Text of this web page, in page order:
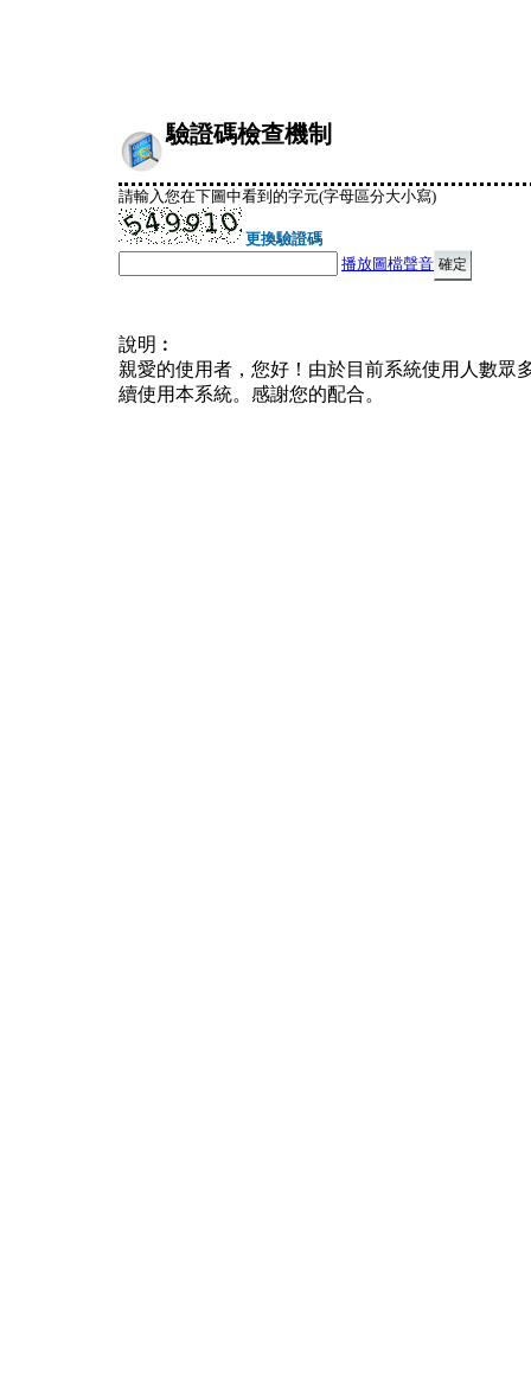
驗證碼檢查機制
請輸入您在下圖中看到的字元(字母區分大小寫)
更換驗證碼
播放圖檔聲音
說明︰
親愛的使用者，您好！由於目前系統使用人數眾
續使用本系統。感謝您的配合。